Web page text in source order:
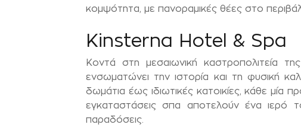
κομψότητα, με πανοραμικές θέες στο
Kinsterna Hotel & Spa
Κοντά στη μεσαιωνική καστροπολιτεία
ενσωματώνει την ιστορία και τη φυσική
δωμάτια έως ιδιωτικές κατοικίες, κάθε
εγκαταστάσεις σπα αποτελούν ένα ιερό
παραδόσεις.